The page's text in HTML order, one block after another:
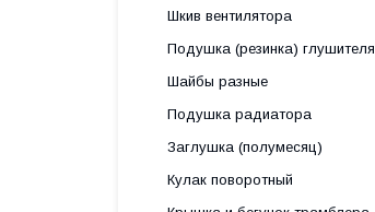
Шкив вентилятора
Подушка (резинка) глушителя
Шайбы разные
Подушка радиатора
Заглушка (полумесяц)
Кулак поворотный